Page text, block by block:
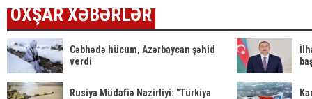
OXŞAR XƏBƏRLƏR
Cəbhədə hücum, Azərbaycan şəhid
verdi
Rusiya Müdafiə Nazirliyi: "Türkiyə